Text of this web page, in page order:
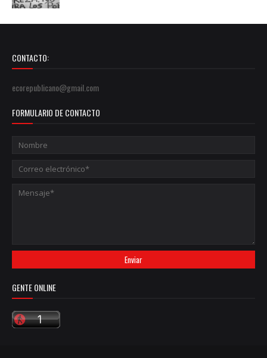
CONTACTO:
ecorepublicano@gmail.com
FORMULARIO DE CONTACTO
GENTE ONLINE